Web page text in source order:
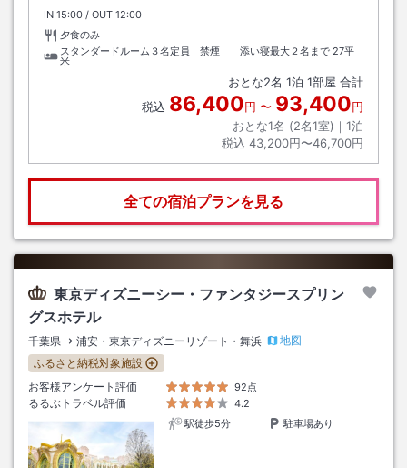
IN チェックイン
15:00 / OUT チェックアウト
12:00
夕食のみ
スタンダードルーム３名定員 禁煙 添い寝最大２名まで 27平
米
おとな2名 1泊 1部屋 合計
税込 86,400円 〜 93,400円
おとな1名 (2名1室)｜ 1泊
税込 43,200円〜46,700円
全ての宿泊プランを見る
東京ディズニーシー・ファンタジースプリン
グスホテル
千葉県 浦安・東京ディズニーリゾート・舞浜
地図
ふるさと納税対象施設
お客様アンケート評価
92点
るるぶトラベル評価
4.2
駅徒歩5分
駐車場あり